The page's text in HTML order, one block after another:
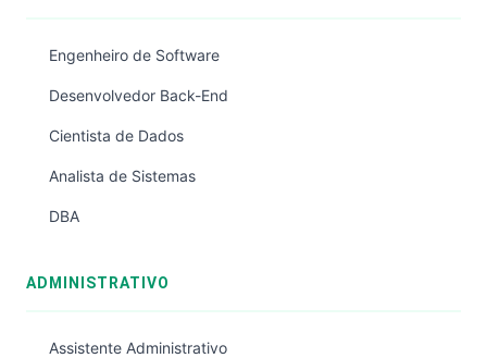
Engenheiro de Software
Desenvolvedor Back-End
Cientista de Dados
Analista de Sistemas
DBA
ADMINISTRATIVO
Assistente Administrativo